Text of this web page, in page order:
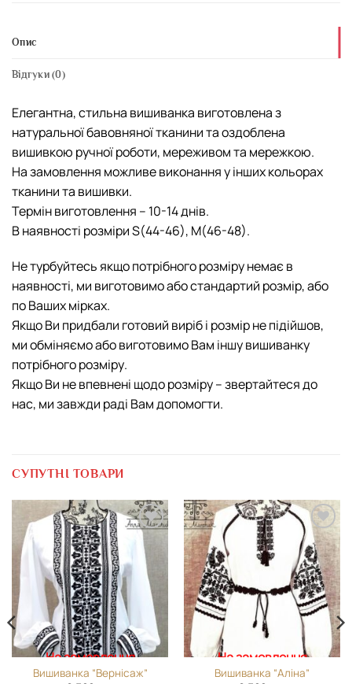
Опис
Відгуки (0)
Елегантна, стильна вишиванка виготовлена з
натуральної бавовняної тканини та оздоблена
вишивкою ручної роботи, мереживом та мережкою.
На замовлення можливе виконання у інших кольорах
тканини та вишивки.
Термін виготовлення – 10-14 днів.
В наявності розміри S(44-46), М(46-48).
Не турбуйтесь якщо потрібного розміру немає в
наявності, ми виготовимо або стандартий розмір, або
по Ваших мірках.
Якщо Ви придбали готовий виріб і розмір не підійшов,
ми обміняємо або виготовимо Вам іншу вишиванку
потрібного розміру.
Якщо Ви не впевнені щодо розміру – звертайтеся до
нас, ми завжди раді Вам допомогти.
СУПУТНІ ТОВАРИ
Додати
виріб у
вибране
На замовлення
Вишиванка “Вернісаж”
Додати
виріб у
вибране
На замовлення
Вишиванка “Аліна”